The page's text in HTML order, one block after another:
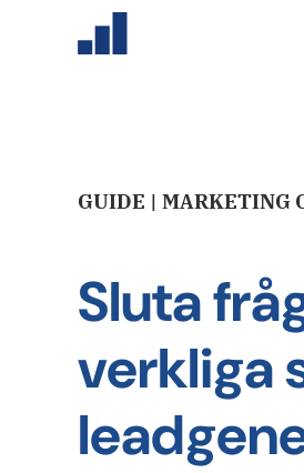
GUIDE | MARKETING
Sluta
verkliga